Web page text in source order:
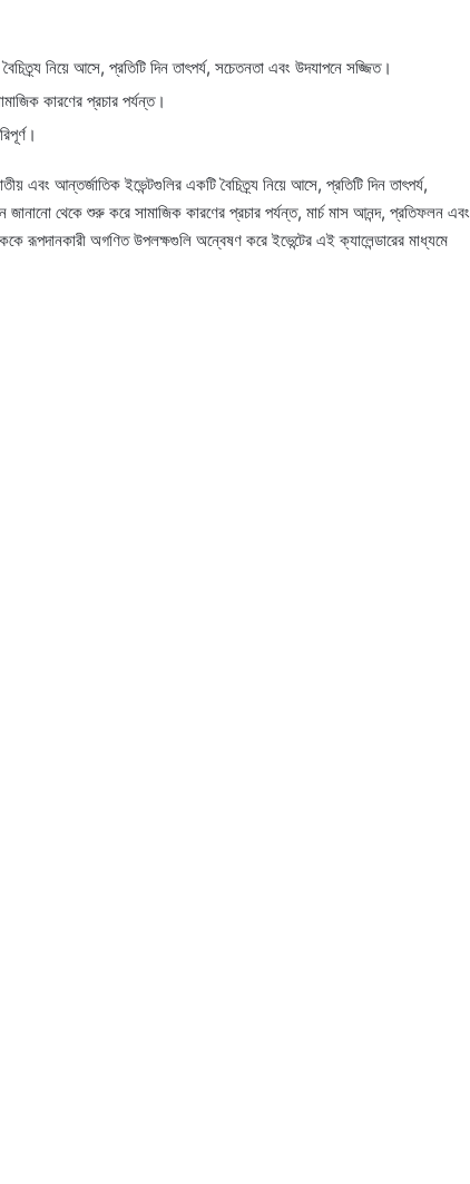
নিয়ে আসে, প্রতিটি দিন তাৎপর্য, সচেতনতা এবং উদযাপনে সজ্জিত।
কারণের প্রচার পর্যন্ত।
এবং আন্তর্জাতিক ইভেন্টগুলির একটি বৈচিত্র্য নিয়ে আসে, প্রতিটি দিন তাৎপর্য,
থেকে শুরু করে সামাজিক কারণের প্রচার পর্যন্ত, মার্চ মাস আনন্দ, প্রতিফলন এবং
রূপদানকারী অগণিত উপলক্ষগুলি অন্বেষণ করে ইভেন্টের এই ক্যালেন্ডারের মাধ্যমে